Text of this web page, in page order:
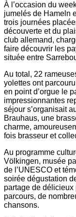
À l’occasion du
jumelés de Hameln
trois journées
découverte et du
club allemand,
faire découvrir les
située entre
Au total, 22
yolettes ont
en point d’orgue le
impressionnantes
séjour s’organisait
Brauhaus, une
charme,
fois brasseur et
Au programme
Völkingen, musée
de l’UNESCO et
soirée dégustation
partage de
parcours, de
chansons.